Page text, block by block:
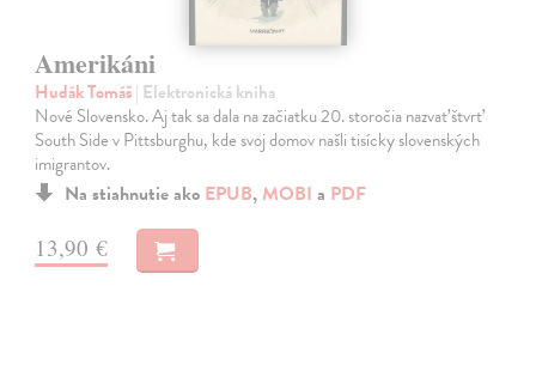
Amerikáni
Hudák Tomáš| Elektronická kniha
Nové Slovensko. Aj tak sa dala na začiatku 20. storočia nazvať štvrť
South Side v Pittsburghu, kde svoj domov našli tisícky slovenských
imigrantov.
Na stiahnutie ako EPUB, MOBI a PDF
13,90 €